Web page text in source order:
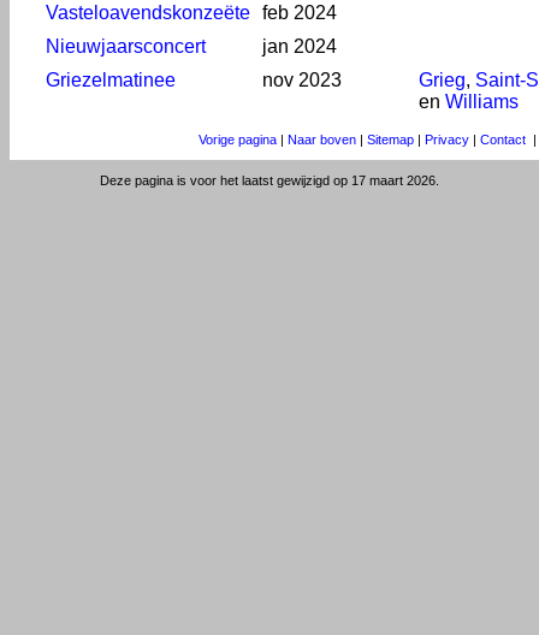
Vasteloavendskonzeëte feb 2024
Nieuwjaarsconcert
jan 2024
Griezelmatinee
nov 2023 Grieg, Saint-
en Williams
Vorige pagina| Naar boven| Sitemap| Privacy| Contact|
Deze pagina is voor het laatst gewijzigd op 17 maart 2026.